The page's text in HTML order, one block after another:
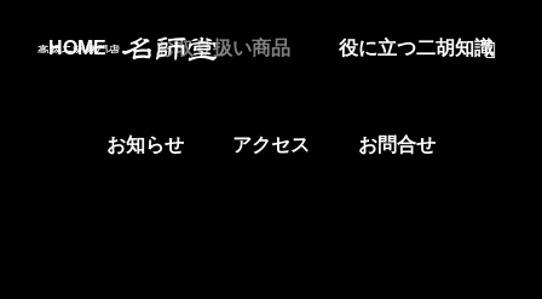
HOME お取り扱い商品 役に立つ二胡知識
お知らせ アクセス お問合せ